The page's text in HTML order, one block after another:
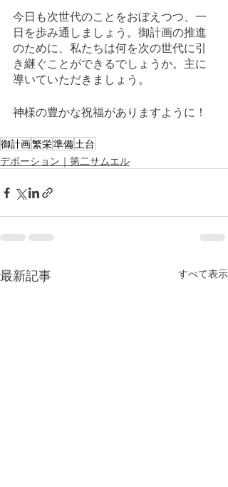
今日も次世代のことをおぼえつつ、一
日を歩み通しましょう。御計画の推進
のために、私たちは何を次の世代に引
き継ぐことができるでしょうか。主に
導いていただきましょう。
神様の豊かな祝福がありますように！
御計画繁栄準備土台
デボーション｜第二サムエル
最新記事 すべて表示